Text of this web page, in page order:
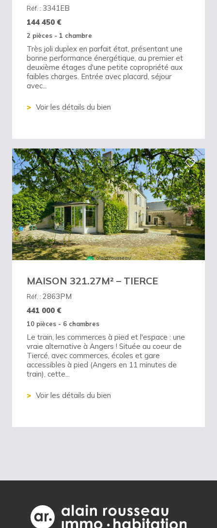
Réf. : 3341EB
144 450 €
2 pièces - 1 chambre
Très joli duplex en parfait état, présentant une
bonne performance énergétique, au premier et
deuxième étages d'une petite copropriété aux
faibles charges. Entrée avec placard, séjour
avec...
Voir les détails du bien
MAISON 321.27M² – TIERCE
Réf. : 2863PM
441 000 €
10 pièces - 6 chambres
Le train, les commerces à pied et l'espace : une
vraie alternative à Angers ! Située au coeur de
Tiercé, avec commerces, écoles et gare
accessibles à pied (Angers en 11 minutes de
train), cette...
Voir les détails du bien